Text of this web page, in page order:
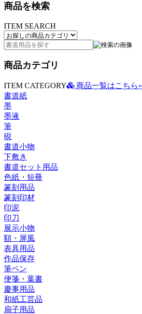
商品を検索
ITEM SEARCH
商品カテゴリ
ITEM CATEGORY
商品一覧はこちら»
書道紙
墨
墨液
筆
硯
書道小物
下敷き
書道セット用品
色紙・短冊
篆刻用品
篆刻印材
印泥
印刀
展示小物
額・屏風
表具用品
作品保存
筆ペン
便箋・葉書
慶事用品
和紙工芸品
扇子用品